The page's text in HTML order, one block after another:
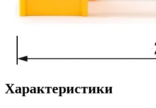
Характеристики